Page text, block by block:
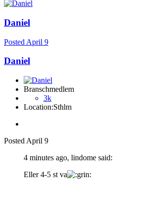
Daniel
Posted April 9
Daniel
Branschmedlem
3k
Location:Sthlm
Posted April 9
4 minutes ago, lindome said:
Eller 4-5 st va